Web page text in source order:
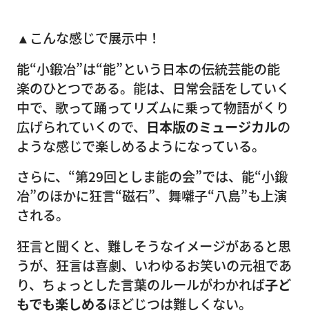
▲こんな感じで展示中！
能“小鍛冶”は“能”という日本の伝統芸能の能
楽のひとつである。能は、日常会話をしていく
中で、歌って踊ってリズムに乗って物語がくり
広げられていくので、 日本版のミュージカルの
ような感じで楽しめるようになっている。
さらに、“第29回としま能の会”では、能“小鍛
冶”のほかに狂言“磁石”、舞囃子“八島”も上演
される。
狂言と聞くと、難しそうなイメージがあると思
うが、狂言は喜劇、いわゆるお笑いの元祖であ
り、ちょっとした言葉のルールがわかれば子ど
もでも楽しめるほどじつは難しくない。